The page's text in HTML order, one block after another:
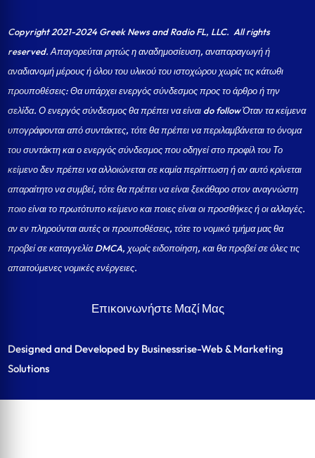
Copyright 2021-2024 Greek News and Radio FL, LLC. All rights
reserved. Απαγορεύται ρητώς η αναδημοσίευση, αναπαραγωγή ή
αναδιανομή μέρους ή όλου του υλικού του ιστοχώρου χωρίς τις κάτωθι
προυποθέσεις: Θα υπάρχει ενεργός σύνδεσμος προς το άρθρο ή την
σελίδα.Ο ενεργός σύνδεσμος θα πρέπει να είναι do follow Όταν τα κείμενα
υπογράφονται από συντάκτες, τότε θα πρέπει να περιλαμβάνεται το όνομα
του συντάκτη και ο ενεργός σύνδεσμος που οδηγεί στο προφίλ του Το
κείμενο δεν πρέπει να αλλοιώνεται σε καμία περίπτωση ή αν αυτό κρίνεται
απαραίτητο να συμβεί, τότε θα πρέπει να είναι ξεκάθαρο στον αναγνώστη
ποιο είναι το πρωτότυπο κείμενο και ποιες είναι οι προσθήκες ή οι αλλαγές.
αν εν πληρούνται αυτές οι προυποθέσεις, τότε το νομικό τμήμα μας θα
προβεί σε καταγγελία DMCA, χωρίς ειδοποίηση, και θα προβεί σε όλες τις
απαιτούμενες νομικές ενέργειες.
Επικοινωνήστε Μαζί Μας
Designed and Developed by Businessrise-Web & Marketing
Solutions